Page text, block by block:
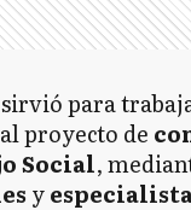
para
proyecto de
Social,
y